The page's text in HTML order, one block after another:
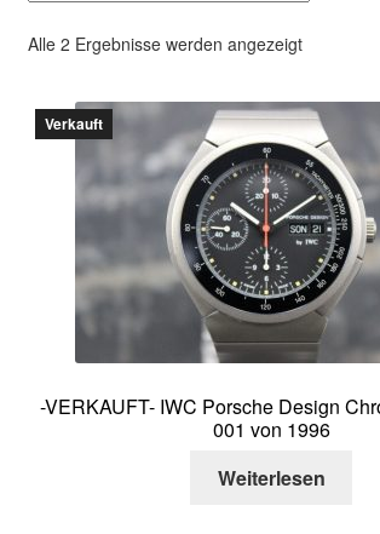
Archiv
Über mich
Kontakt
Alle 2 Ergebnisse werden angezeigtNach
Verkauft
-VERKAUFT- IWC Porsche Design
001 von 1996
Weiterlesen